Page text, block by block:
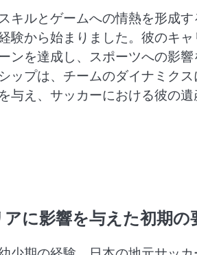
キルとゲームへの情熱を形成
験から始まりました。彼のキ
ンを達成し、スポーツへの影
ップは、チームのダイナミク
え、サッカーにおける彼の遺
に影響を与えた初期の